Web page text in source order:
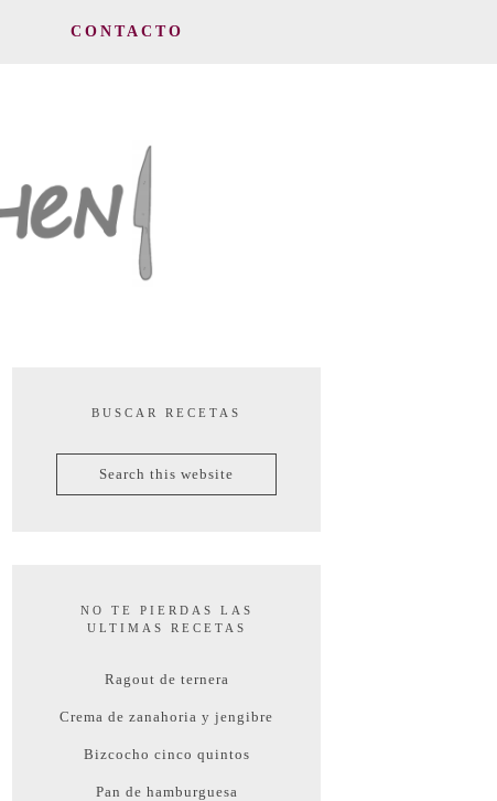
CONTACTO
BUSCAR RECETAS
NO TE PIERDAS LAS
ULTIMAS RECETAS
Ragout de ternera
Crema de zanahoria y jengibre
Bizcocho cinco quintos
Pan de hamburguesa